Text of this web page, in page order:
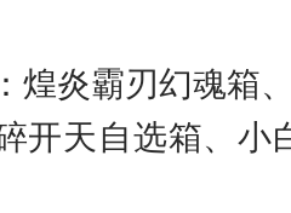
炎霸刃幻魂箱
开天自选箱、小